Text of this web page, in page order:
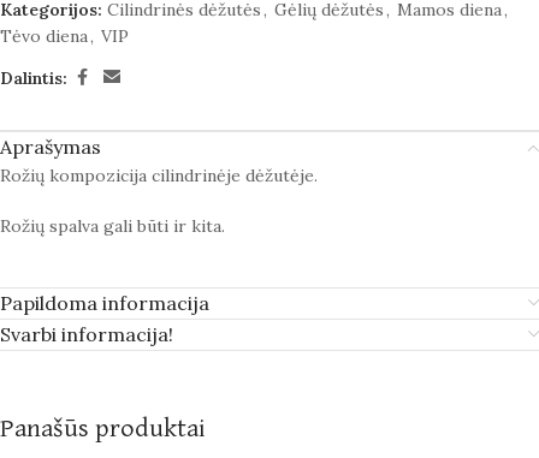
Kategorijos: Cilindrinės dėžutės, Gėlių dėžutės, Mamos diena,
Tėvo diena, VIP
Dalintis:
Aprašymas
Rožių kompozicija cilindrinėje dėžutėje.
Rožių spalva gali būti ir kita.
Papildoma informacija
Svarbi informacija!
Panašūs produktai